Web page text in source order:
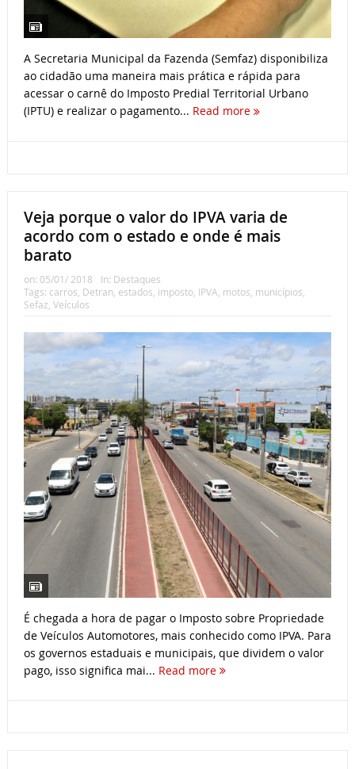
A Secretaria Municipal da Fazenda (Semfaz) disponibiliza
ao cidadão uma maneira mais prática e rápida para
acessar o carnê do Imposto Predial Territorial Urbano
(IPTU) e realizar o pagamento... Read more
Veja porque o valor do IPVA varia de
acordo com o estado e onde é mais
barato
on: 05/01/ 2018 In: Destaques
Tags: carros Detran estados imposto, IPVA motos municípios
Sefaz Veículos
É chegada a hora de pagar o Imposto sobre Propriedade
de Veículos Automotores, mais conhecido como IPVA. Para
os governos estaduais e municipais, que dividem o valor
pago, isso significa mai... Read more